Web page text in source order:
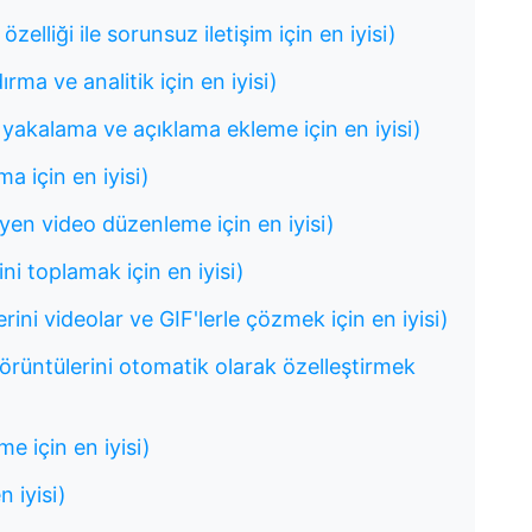
ile sorunsuz iletişim için en iyisi)
ve analitik için en iyisi)
ve açıklama ekleme için en iyisi)
için en iyisi)
video düzenleme için en iyisi)
toplamak için en iyisi)
videolar ve GIF'lerle çözmek için en iyisi)
otomatik olarak özelleştirmek
için en iyisi)
iyisi)